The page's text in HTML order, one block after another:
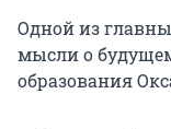
Одной из
мысли о
образования